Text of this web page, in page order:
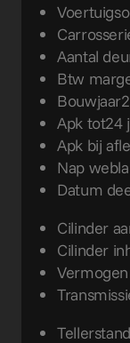
Aantal
Btw
Bouwjaar
Apk tot24
Apk bij
Nap
Datum
Cilinder
Cilinder
Tellerstand